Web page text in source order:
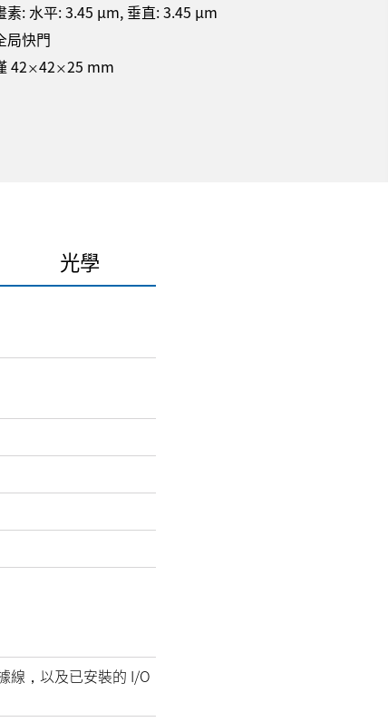
素: 水平:3.45 µm, 垂直:3.45 µm
局快門
42×42×25 mm
光學
線，以及已安裝的 I/O